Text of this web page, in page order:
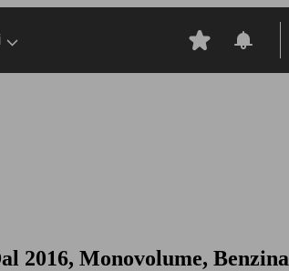
2016, Monovolume, Benzina